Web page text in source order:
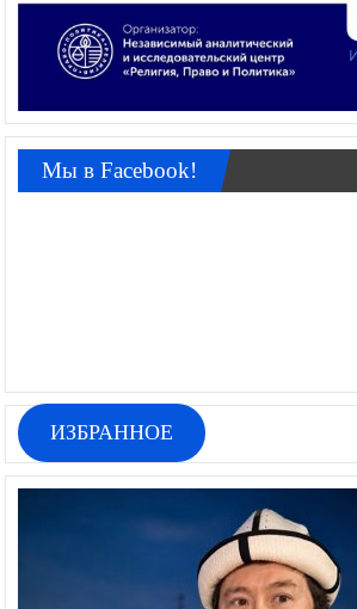
Мы в Facebook!
ИЗБРАННОЕ